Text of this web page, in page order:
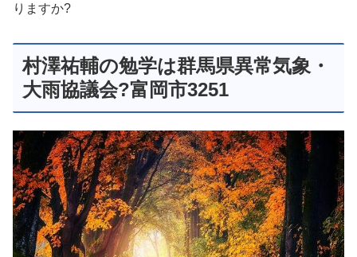
りますか?
村澤祐輔の勉学は群馬県異常気象・
大雨協議会?富岡市3251